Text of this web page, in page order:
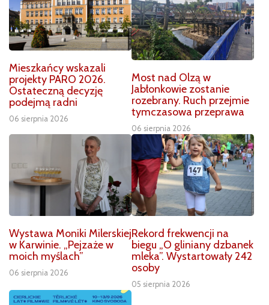
Mieszkańcy wskazali
projekty PARO 2026.
Ostateczną decyzję
podejmą radni
06 sierpnia 2026
Most nad Olzą w
Jabłonkowie zostanie
rozebrany. Ruch przejmie
tymczasowa przeprawa
06 sierpnia 2026
Wystawa Moniki Milerskiej
w Karwinie. „Pejzaże w
moich myślach”
06 sierpnia 2026
Rekord frekwencji na
biegu „O gliniany dzbanek
mleka”. Wystartowały 242
osoby
05 sierpnia 2026